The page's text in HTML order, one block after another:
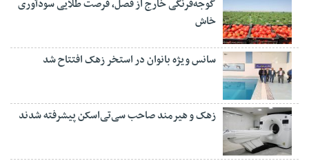
گوجه‌فرنگی خارج از فصل، فرصت طلایی سودآوری
خاش
سانس ویژه بانوان در استخر زهک افتتاح شد
زهک و هیرمند صاحب سی‌تی‌اسکن پیشرفته شدند